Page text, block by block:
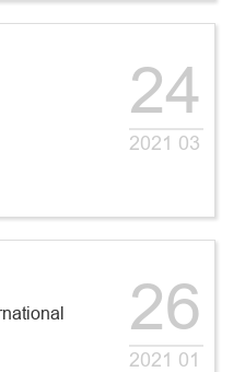
24
2021 03
26
2021 01